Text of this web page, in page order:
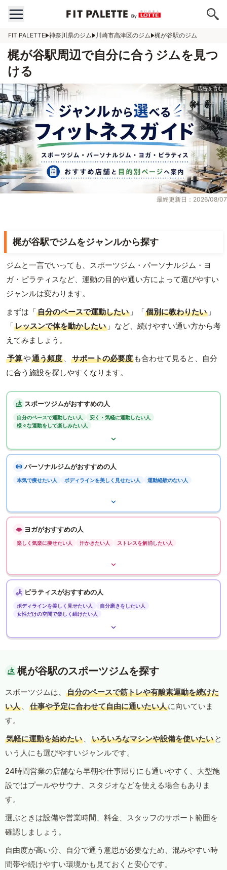
FIT PALETTE 神奈川県のジム 川崎市高津区のジム 梶が谷駅のジム
梶が谷駅周辺で自分に合うジムを見つ
ける
最終更新日：2026/08/07
梶が谷駅でジムをジャンルから探す
ジムと一言でいっても、スポーツジム・パーソナルジム・ヨ
ガ・ピラティスなど、運動の目的や通い方によって選びやすい
ジャンルは変わります。
まずは「自分のペースで運動したい 」「個別に教わりたい 」
「レッスンで体を動かしたい 」など、続けやすい通い方から考
えてみましょう。
予算や通う頻度 、 サポートの必要度 も合わせて見ると、自分
に合う施設を探しやすくなります。
スポーツジムがおすすめの人
自分のペースで運動したい人
安く・気軽に運動したい人
様々な運動をして楽しみたい人
パーソナルジムがおすすめの人
本気で痩せたい人 ボディラインを美しく見せたい人 運動経験のない人
ヨガがおすすめの人
楽しく気楽に痩せたい人 汗かきたい人 ストレスを解消したい人
ピラティスがおすすめの人
ボディラインを美しく見せたい人
自分磨きをしたい人
女性だけの空間で楽しく続けたい人
梶が谷駅のスポーツジムを探す
スポーツジムは、
自分のペースで筋トレや有酸素運動を続けた
い人 、 仕事や予定に合わせて自由に通いたい人に向いていま
す。
気軽に運動を始めたい 、 いろいろなマシンや設備を使いたい と
いう人にも選びやすいジャンルです。
24時間営業の店舗なら早朝や仕事帰りにも通いやすく、大型施
設ではプールやサウナ、スタジオなどを使える場合もありま
す。
選ぶときは設備や営業時間、料金、スタッフのサポート範囲を
確認しましょう。
自由度が高い分、自分で通う意思が必要なため、混みやすい時
間帯や続けやすい環境かも見ておくと安心です。